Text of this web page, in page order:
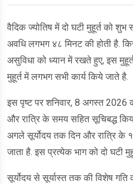
वैदिक ज्योतिष में दो घटी मुहूर्त को शुभ
अवधि लगभग ४८ मिनट की होती है.
असुविधा को ध्यान में रखते हुए, इस
मुहूर्त में लगभग सभी कार्य किये जाते है.
इस पृष्ट पर शनिवार, 8 अगस्त 2026
और रात्रि के समय सहित सूचिबद्ध
अगले सूर्योदय तक दिन और रात्रि के
जाता है. इस प्रत्येक भाग को दो घटी
सूर्योदय से सूर्यास्त तक की विशेष गति